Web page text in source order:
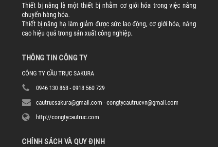
Thiết bị nâng là một thiết bị nhằm cơ giới hóa trong việc nâng
chuyển hàng hóa.
Thiết bị nâng hạ làm giảm được sức lao động, cơ giới hóa, nâng
cao hiệu quả trong sản xuất công nghiệp.
THÔNG TIN CÔNG TY
CÔNG TY CẦU TRỤC SAKURA
0946 130 868 - 0918 560 729
cautrucsakura@gmail.com - congtycautrucvn@gmail.com
http://congtycautruc.com
CHÍNH SÁCH VÀ QUY ĐỊNH